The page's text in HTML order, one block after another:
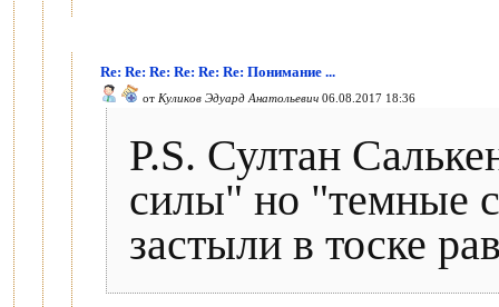
Re: Re: Re: Re: Re: Re: Понимание ...
от Куликов Эдуард Анатольевич 06.08.2017 18:36
P.S. Султан
силы" но "темные
застыли в тоске